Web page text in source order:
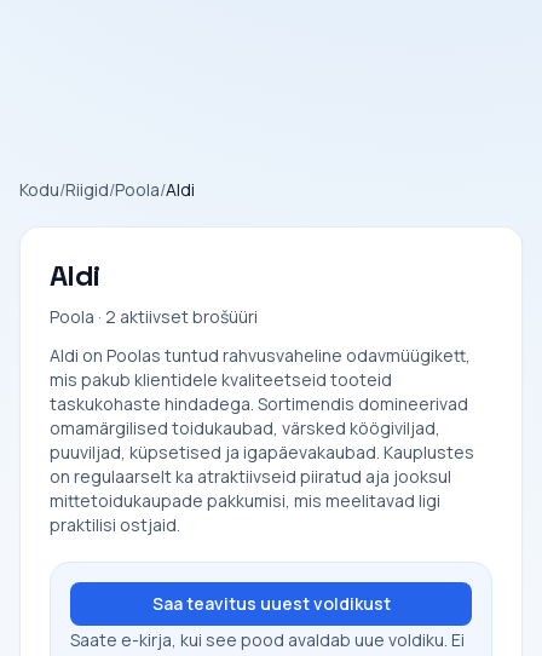
Kodu/Riigid/Poola/Aldi
Aldi
Poola · 2 aktiivset brošüüri
Aldi on Poolas tuntud rahvusvaheline odavmüügikett,
mis pakub klientidele kvaliteetseid tooteid
taskukohaste hindadega. Sortimendis domineerivad
omamärgilised toidukaubad, värsked köögiviljad,
puuviljad, küpsetised ja igapäevakaubad. Kauplustes
on regulaarselt ka atraktiivseid piiratud aja jooksul
mittetoidukaupade pakkumisi, mis meelitavad ligi
praktilisi ostjaid.
Saa teavitus uuest voldikust
Saate e-kirja, kui see pood avaldab uue voldiku. Ei